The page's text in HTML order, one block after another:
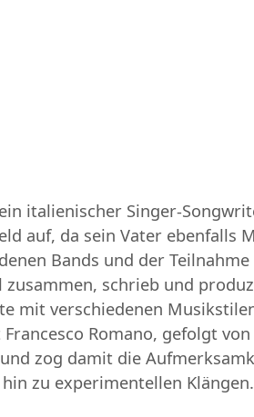
italienischer Singer-
auf, da sein Vater ebenfalls
Bands und der
schrieb und
mit verschiedenen
Romano, gefolgt
zog damit die
zu experimentellen Klängen.